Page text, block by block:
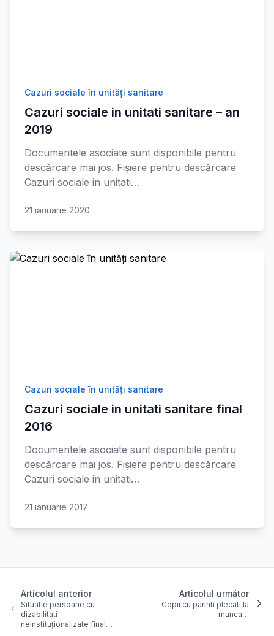
Cazuri sociale în unități sanitare
Cazuri sociale in unitati sanitare – an
2019
Documentele asociate sunt disponibile pentru
descărcare mai jos. Fișiere pentru descărcare
Cazuri sociale in unitati…
21 ianuarie 2020
Cazuri sociale în unități sanitare
Cazuri sociale in unitati sanitare final
2016
Documentele asociate sunt disponibile pentru
descărcare mai jos. Fișiere pentru descărcare
Cazuri sociale in unitati…
21 ianuarie 2017
Articolul anterior
Situatie persoane cu
dizabilitati
neinstituționalizate final…
Articolul următor
Copii cu parinti plecati la
munca…